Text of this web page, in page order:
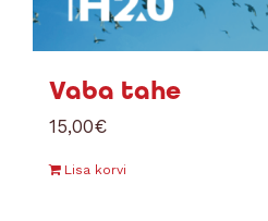
Vaba tahe
15,00€
Lisa korvi